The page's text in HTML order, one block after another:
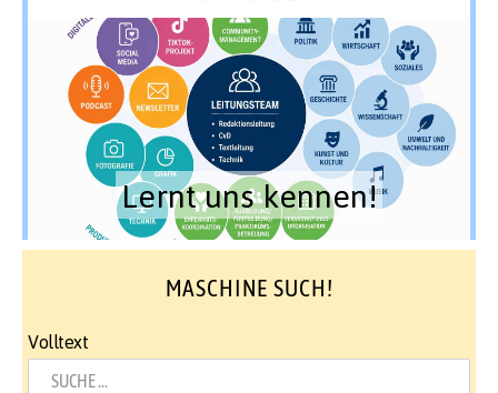
Lernt uns kennen!
MASCHINE SUCH!
Volltext